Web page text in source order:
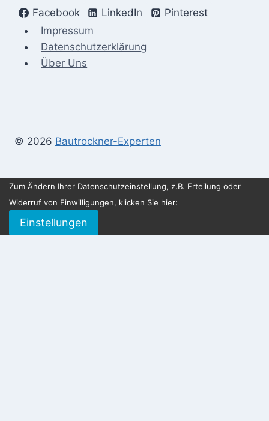
Facebook LinkedIn
Pinterest
Impressum
Datenschutzerklärung
Über Uns
© 2026 Bautrockner-Experten
Zum Ändern Ihrer Datenschutzeinstellung, z.B. Erteilung oder
Widerruf von Einwilligungen, klicken Sie hier:
Einstellungen